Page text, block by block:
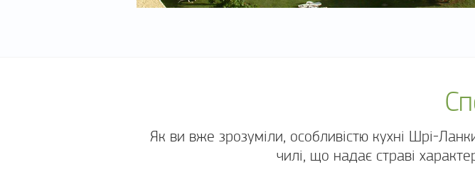
Як ви вже зрозуміли, особливістю кухні Шрі-
чилі, що надає страві